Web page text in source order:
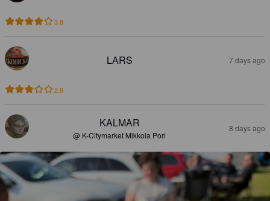
3.8
LARS 7 days ago
2.8
KALMAR
@ K-Citymarket Mikkola Pori
8 days ago